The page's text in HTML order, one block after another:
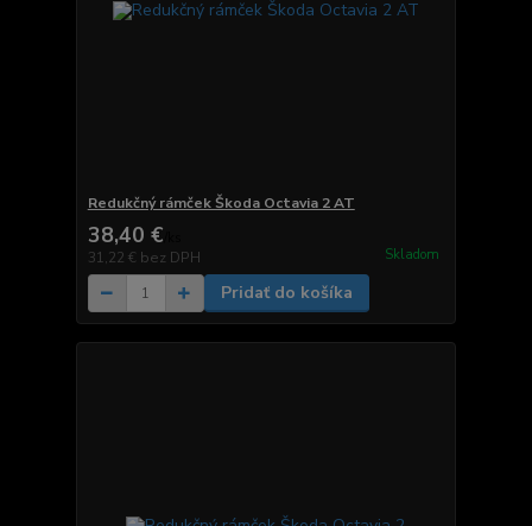
Redukčný rámček Škoda Octavia 2 AT
38,40 €
31,22 € bez DPH Skladom
Pridať do košíka